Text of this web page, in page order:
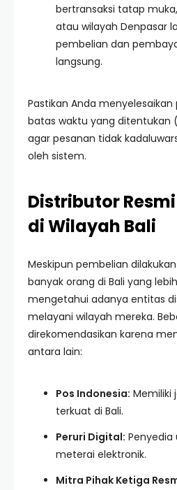
bertransaksi tatap
atau wilayah Denpasar
pembelian dan
langsung.
Pastikan Anda
batas waktu yang ditentukan
agar pesanan tidak
oleh sistem.
Distributor
di Wilayah Bali
Meskipun pembelian
banyak orang di Bali yang
mengetahui adanya entitas
melayani wilayah mereka.
direkomendasikan karena
antara lain:
Pos Indonesia: Memiliki
terkuat di Bali.
Peruri Digital:
meterai elektronik.
Mitra Pihak Ketiga